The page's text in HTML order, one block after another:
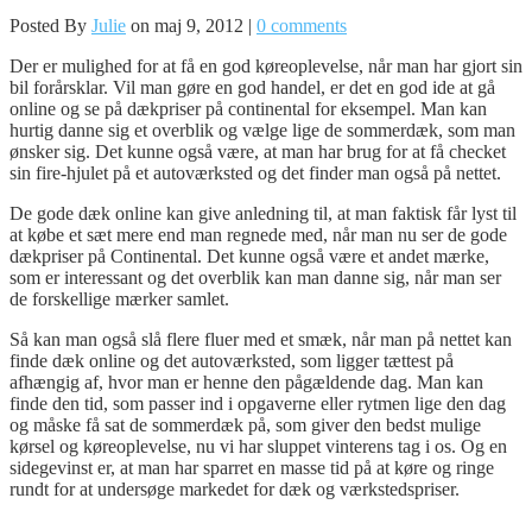
Posted By Julie on maj 9, 2012 | 0 comments
Der er mulighed for at få en god køreoplevelse, når man har gjort sin
bil forårsklar. Vil man gøre en god handel, er det en god ide at gå
online og se på dækpriser på continental for eksempel. Man kan
hurtig danne sig et overblik og vælge lige de sommerdæk, som man
ønsker sig. Det kunne også være, at man har brug for at få checket
sin fire-hjulet på et autoværksted og det finder man også på nettet.
De gode dæk online kan give anledning til, at man faktisk får lyst til
at købe et sæt mere end man regnede med, når man nu ser de gode
dækpriser på Continental. Det kunne også være et andet mærke,
som er interessant og det overblik kan man danne sig, når man ser
de forskellige mærker samlet.
Så kan man også slå flere fluer med et smæk, når man på nettet kan
finde dæk online og det autoværksted, som ligger tættest på
afhængig af, hvor man er henne den pågældende dag. Man kan
finde den tid, som passer ind i opgaverne eller rytmen lige den dag
og måske få sat de sommerdæk på, som giver den bedst mulige
kørsel og køreoplevelse, nu vi har sluppet vinterens tag i os. Og en
sidegevinst er, at man har sparret en masse tid på at køre og ringe
rundt for at undersøge markedet for dæk og værkstedspriser.